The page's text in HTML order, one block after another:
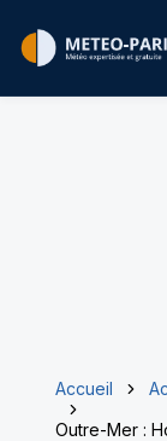
Accueil
Outre-Mer :